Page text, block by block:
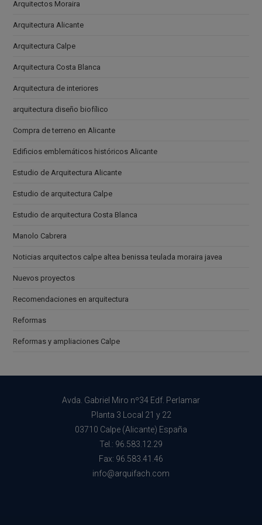
Arquitectos Moraira
Arquitectura Alicante
Arquitectura Calpe
Arquitectura Costa Blanca
Arquitectura de interiores
arquitectura diseño biofílico
Compra de terreno en Alicante
Edificios emblemáticos históricos Alicante
Estudio de Arquitectura Alicante
Estudio de arquitectura Calpe
Estudio de arquitectura Costa Blanca
Manolo Cabrera
Noticias arquitectos calpe altea benissa teulada moraira javea
Nuevos proyectos
Recomendaciones en arquitectura
Reformas
Reformas y ampliaciones Calpe
Avda. Gabriel Miro nº34 Edf. Perlamar
Planta 3 Local 21 y 22
03710 Calpe (Alicante) España
Tel.: 96.583.12.29
Fax: 96.583.41.46
info@arquifach.com